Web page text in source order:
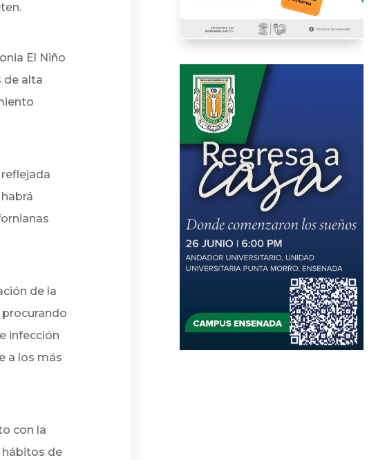
El Niño
de alta
de la
procurando
infección
a los más
con la
hábitos de